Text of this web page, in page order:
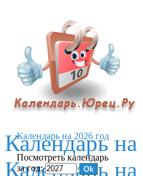
Календарь на
Календарь на
Календарь на 2026 год
Посмотреть календарь
за год: